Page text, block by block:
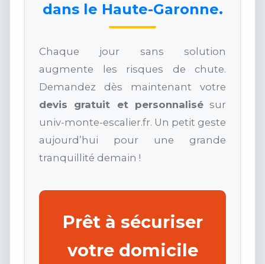
dans le Haute-Garonne.
Chaque jour sans solution
augmente les risques de chute.
Demandez dès maintenant votre
devis gratuit et personnalisésur
univ-monte-escalier.fr. Un petit geste
aujourd’hui pour une grande
tranquillité demain !
Prêt à sécuriser
votre domicile